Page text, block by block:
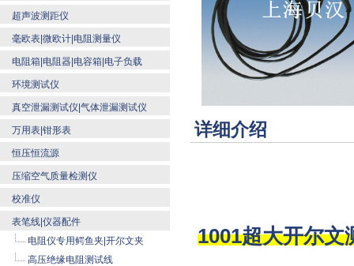
超声波测距仪
毫欧表|微欧计|电阻测量仪
电阻箱|电阻器|电容箱|电子负载
环境测试仪
真空泄漏测试仪|气体泄漏测试仪
万用表|钳形表
恒压恒流源
压缩空气质量检测仪
校准仪
表笔线|仪器配件
电阻仪专用鳄鱼夹|开尔文夹
高压绝缘电阻测试线
详细介绍
1001超大开尔文